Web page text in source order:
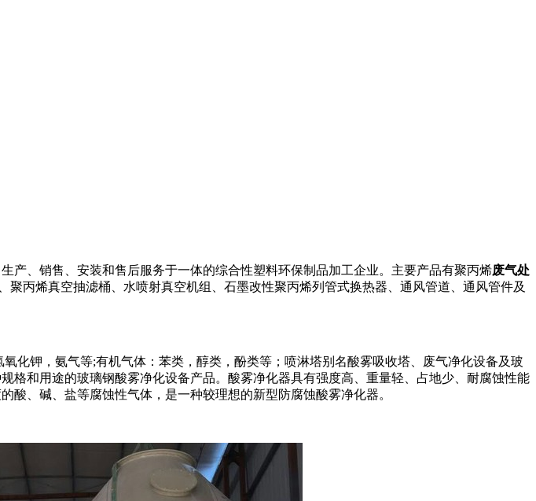
产、销售、安装和售后服务于一体的综合性塑料环保制品加工企业。主要产品有聚丙烯废气处
丙烯真空抽滤桶、水喷射真空机组、石墨改性聚丙烯列管式换热器、通风管道、通风管件及
化钾，氨气等;有机气体：苯类，醇类，酚类等；喷淋塔别名酸雾吸收塔、废气净化设备及玻
格和用途的玻璃钢酸雾净化设备产品。酸雾净化器具有强度高、重量轻、占地少、耐腐蚀性能
、碱、盐等腐蚀性气体，是一种较理想的新型防腐蚀酸雾净化器。